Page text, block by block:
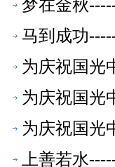
梦在金秋
马到成功
为庆祝国光
届/国光中
为庆祝国光
届/国光中
为庆祝国光
届/国光中
上善若水